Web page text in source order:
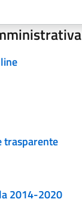
trasparente
2014-2020